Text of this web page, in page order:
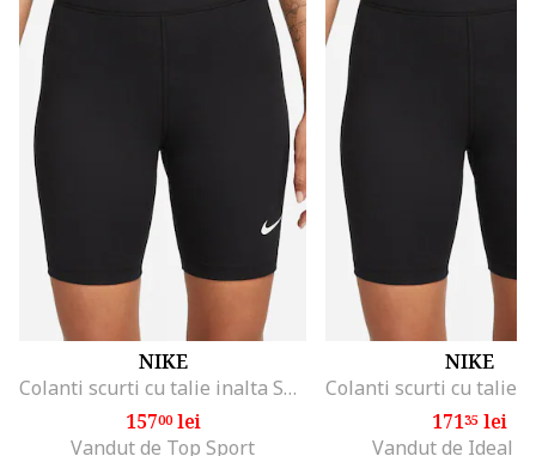
NIKE
Colanti scurti cu talie inalta Sportswear, Negru
15700lei
Vandut de Top Sport
NIKE
17135lei
Vandut de Ideal